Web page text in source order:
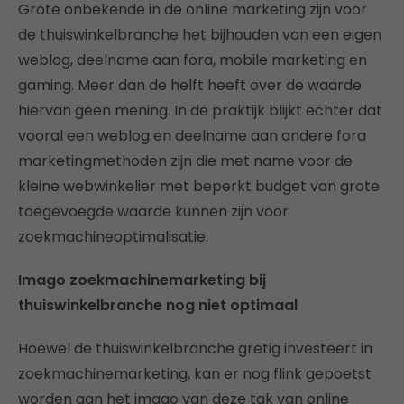
Grote onbekende in de online marketing zijn voor
de thuiswinkelbranche het bijhouden van een eigen
weblog, deelname aan fora, mobile marketing en
gaming. Meer dan de helft heeft over de waarde
hiervan geen mening. In de praktijk blijkt echter dat
vooral een weblog en deelname aan andere fora
marketingmethoden zijn die met name voor de
kleine webwinkelier met beperkt budget van grote
toegevoegde waarde kunnen zijn voor
zoekmachineoptimalisatie.
Imago zoekmachinemarketing bij
thuiswinkelbranche nog niet optimaal
Hoewel de thuiswinkelbranche gretig investeert in
zoekmachinemarketing, kan er nog flink gepoetst
worden aan het imago van deze tak van online